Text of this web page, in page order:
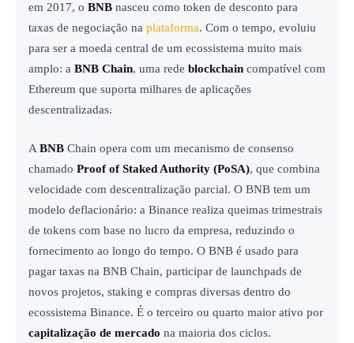
em 2017, o BNB nasceu como token de desconto para
taxas de negociação na plataforma. Com o tempo, evoluiu
para ser a moeda central de um ecossistema muito mais
amplo: a BNB Chain, uma rede blockchain compatível com
Ethereum que suporta milhares de aplicações
descentralizadas.
ABNB Chain opera com um mecanismo de consenso
chamado Proof of Staked Authority (PoSA), que combina
velocidade com descentralização parcial. O BNB tem um
modelo deflacionário: a Binance realiza queimas trimestrais
de tokens com base no lucro da empresa, reduzindo o
fornecimento ao longo do tempo. O BNB é usado para
pagar taxas na BNB Chain, participar de launchpads de
novos projetos, staking e compras diversas dentro do
ecossistema Binance. É o terceiro ou quarto maior ativo por
capitalização de mercado na maioria dos ciclos.